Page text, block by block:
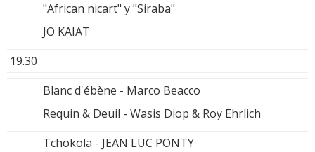
"African nicart" y "Siraba"
JO KAIAT
19.30
Blanc d'ébène - Marco Beacco
Requin & Deuil - Wasis Diop & Roy Ehrlich
Tchokola - JEAN LUC PONTY